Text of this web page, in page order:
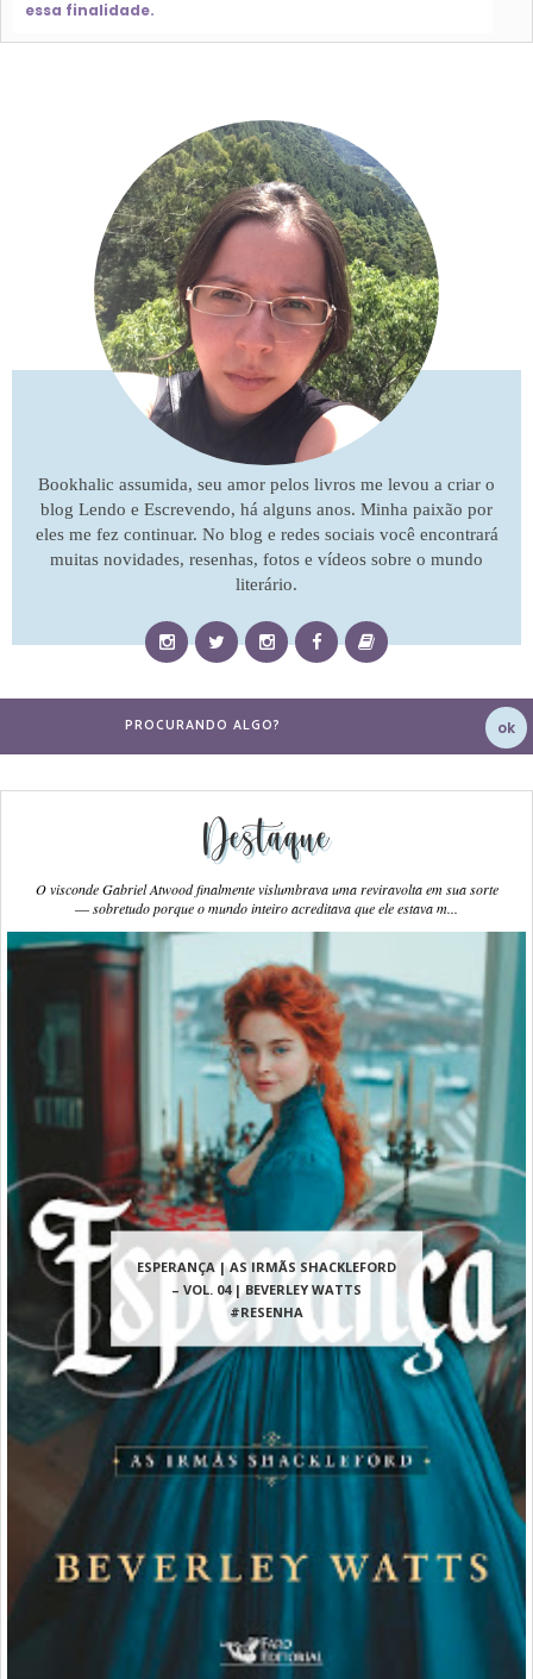
essa finalidade.
Bookhalic assumida, seu amor pelos livros me levou a criar o
blog Lendo e Escrevendo, há alguns anos. Minha paixão por
eles me fez continuar. No blog e redes sociais você encontrará
muitas novidades, resenhas, fotos e vídeos sobre o mundo
literário.
Destaque
ESPERANÇA | AS IRMÃS SHACKLEFORD
– VOL. 04 | BEVERLEY WATTS
#RESENHA
O visconde Gabriel Atwood finalmente vislumbrava uma reviravolta em sua sorte
― sobretudo porque o mundo inteiro acreditava que ele estava m...